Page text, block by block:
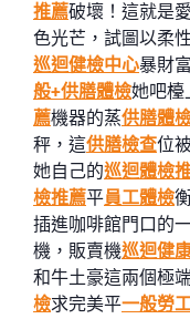
推薦破壞！這就是
色光芒，試圖以柔性
巡迴健檢中心暴財
般+供膳體檢她吧檯
薦機器的蒸供膳體
秤，這供膳檢查位
她自己的巡迴體檢
檢推薦平員工體檢
插進咖啡館門口的
機，販賣機巡迴健
和牛土豪這兩個極端
檢求完美平一般勞